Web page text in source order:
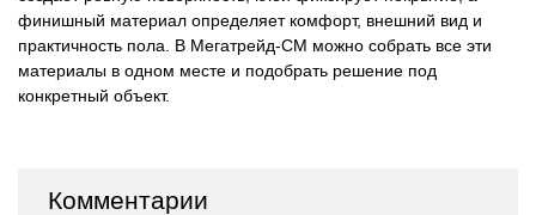
финишный материал определяет комфорт, внешний вид и
практичность пола. В Мегатрейд-СМ можно собрать все эти
материалы в одном месте и подобрать решение под
конкретный объект.
Комментарии